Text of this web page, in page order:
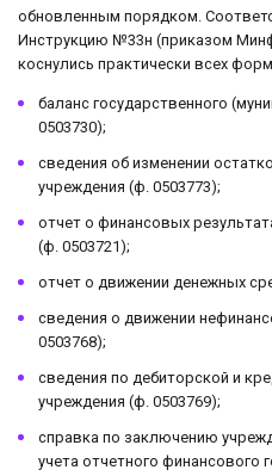
обновленным порядком.
Инструкцию №33н (приказом
коснулись практически всех
баланс государственного
0503730);
сведения об изменении
учреждения (ф. 0503773);
отчет о финансовых
(ф. 0503721);
отчет о движении денежных
сведения о движении
0503768);
сведения по дебиторской и
учреждения (ф. 0503769);
справка по заключению
учета отчетного финансового